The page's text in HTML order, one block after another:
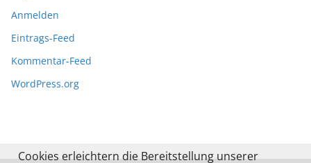
Anmelden
Eintrags-Feed
Kommentar-Feed
WordPress.org
Cookies erleichtern die Bereitstellung unserer